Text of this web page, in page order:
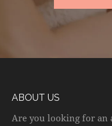
ABOUT US
Are you looking for an